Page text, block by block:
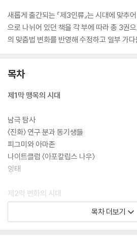
새롭게 출간되는 『제3인류』는 시대에 맞추
으로 나뉘어 있던 책을 각 부에 따라 총 3권
의 맞춤법 변화를 반영해 수정하고 일부 가다
목차
제1막 맹목의 시대
남극 탐사
〈진화〉 연구 분과 동기생들
피그미와 아마존
나이트클럽 〈아포칼립스 나우〉
잉태
제2막 변화의 시대
목차 더보기